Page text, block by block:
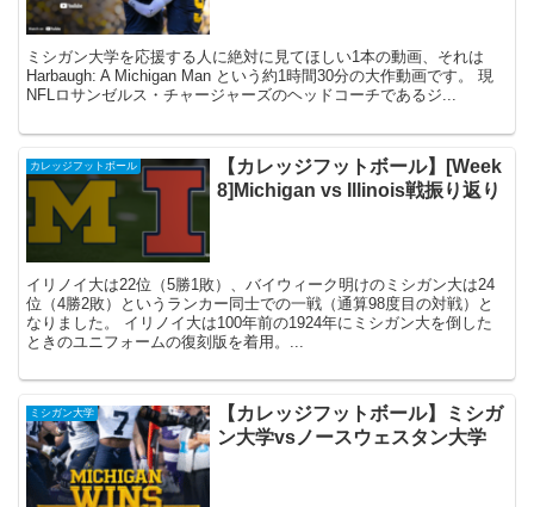
ミシガン大学を応援する人に絶対に見てほしい1本の動画、それは
Harbaugh: A Michigan Man という約1時間30分の大作動画です。 現
NFLロサンゼルス・チャージャーズのヘッドコーチであるジ...
カレッジフットボール
【カレッジフットボール】[Week
8]Michigan vs Illinois戦振り返り
イリノイ大は22位（5勝1敗）、バイウィーク明けのミシガン大は24
位（4勝2敗）というランカー同士での一戦（通算98度目の対戦）と
なりました。 イリノイ大は100年前の1924年にミシガン大を倒した
ときのユニフォームの復刻版を着用。...
ミシガン大学
【カレッジフットボール】ミシガ
ン大学vsノースウェスタン大学